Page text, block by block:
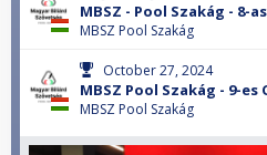
MBSZ - Pool Szakág - 8-
MBSZ Pool Szakág
October 27, 2024
MBSZ Pool Szakág - 9-es
MBSZ Pool Szakág